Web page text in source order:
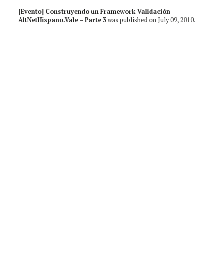
[Evento] Construyendo un Framework Validación
AltNetHispano.Vale – Parte 3was published on July 09, 2010.